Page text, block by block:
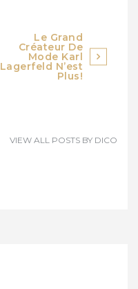
Le Grand
Créateur De
Mode Karl
Lagerfeld N’est
Plus!
VIEW ALL POSTS BY DICO